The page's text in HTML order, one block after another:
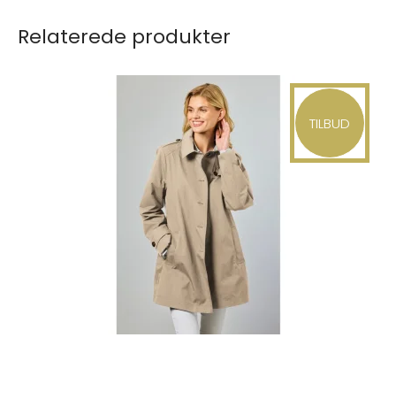
Relaterede produkter
TILBUD